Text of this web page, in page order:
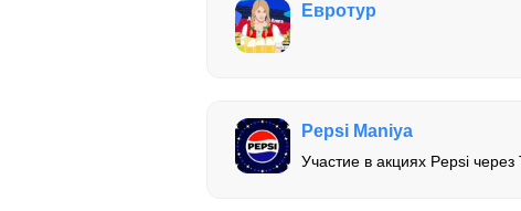
Евротур
Pepsi Maniya
Участие в акциях Pepsi через